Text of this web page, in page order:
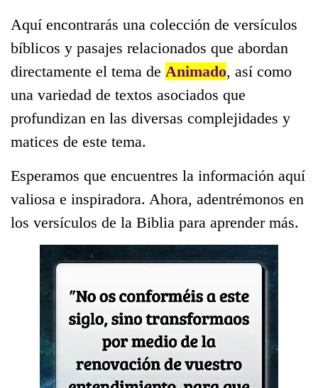
Aquí encontrarás una colección de versículos
bíblicos y pasajes relacionados que abordan
directamente el tema de Animado, así como
una variedad de textos asociados que
profundizan en las diversas complejidades y
matices de este tema.
Esperamos que encuentres la información aquí
valiosa e inspiradora. Ahora, adentrémonos en
los versículos de la Biblia para aprender más.